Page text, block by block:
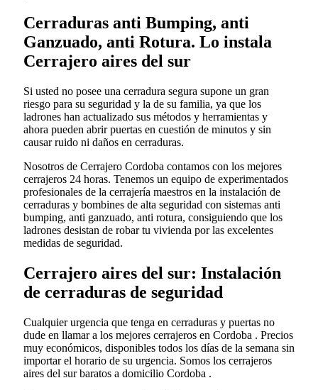
Cerraduras anti Bumping, anti
Ganzuado, anti Rotura. Lo instala
Cerrajero aires del sur
Si usted no posee una cerradura segura supone un gran
riesgo para su seguridad y la de su familia, ya que los
ladrones han actualizado sus métodos y herramientas y
ahora pueden abrir puertas en cuestión de minutos y sin
causar ruido ni daños en cerraduras.
Nosotros de Cerrajero Cordoba contamos con los mejores
cerrajeros 24 horas. Tenemos un equipo de experimentados
profesionales de la cerrajería maestros en la instalación de
cerraduras y bombines de alta seguridad con sistemas anti
bumping, anti ganzuado, anti rotura, consiguiendo que los
ladrones desistan de robar tu vivienda por las excelentes
medidas de seguridad.
Cerrajero aires del sur: Instalación
de cerraduras de seguridad
Cualquier urgencia que tenga en cerraduras y puertas no
dude en llamar a los mejores cerrajeros en Cordoba . Precios
muy económicos, disponibles todos los días de la semana sin
importar el horario de su urgencia. Somos los cerrajeros
aires del sur baratos a domicilio Cordoba .